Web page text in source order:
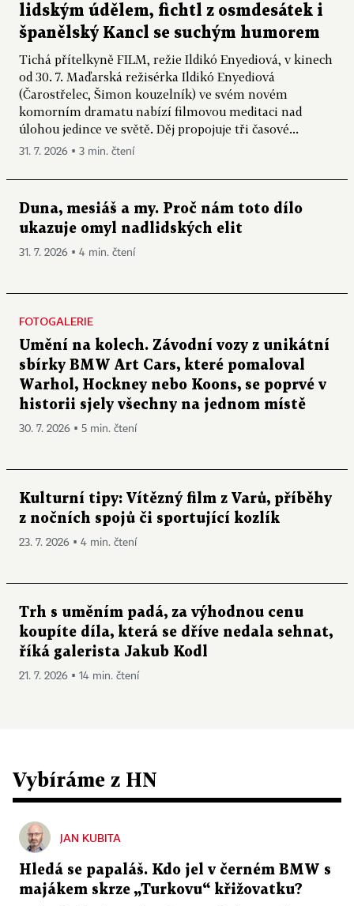
lidským údělem, fichtl z osmdesátek i
španělský Kancl se suchým humorem
Tichá přítelkyně FILM, režie Ildikó Enyediová, v kinech
od 30. 7. Maďarská režisérka Ildikó Enyediová
(Čarostřelec, Šimon kouzelník) ve svém novém
komorním dramatu nabízí filmovou meditaci nad
úlohou jedince ve světě. Děj propojuje tři časové...
31. 7. 2026 ▪ 3 min. čtení
Duna, mesiáš a my. Proč nám toto dílo
ukazuje omyl nadlidských elit
31. 7. 2026 ▪ 4 min. čtení
FOTOGALERIE
Umění na kolech. Závodní vozy z unikátní
sbírky BMW Art Cars, které pomaloval
Warhol, Hockney nebo Koons, se poprvé v
historii sjely všechny na jednom místě
30. 7. 2026 ▪ 5 min. čtení
Kulturní tipy: Vítězný film z Varů, příběhy
z nočních spojů či sportující kozlík
23. 7. 2026 ▪ 4 min. čtení
Trh s uměním padá, za výhodnou cenu
koupíte díla, která se dříve nedala sehnat,
říká galerista Jakub Kodl
21. 7. 2026 ▪ 14 min. čtení
Vybíráme z HN
JAN KUBITA
Hledá se papaláš. Kdo jel v černém BMW s
majákem skrze „Turkovu“ křižovatku?